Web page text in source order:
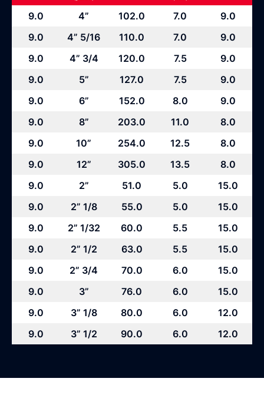
9.0 4” 102.0 7.0
9.0
9.0
4” 5/16 110.0 7.0
9.0
9.0
4” 3/4 120.0 7.5
9.0
9.0
5” 127.0 7.5
9.0
9.0
6” 152.0 8.0
9.0
9.0
8” 203.0 11.0
8.0
9.0
10” 254.0 12.5
8.0
9.0
12” 305.0 13.5
8.0
9.0
2” 51.0 5.0
15.0
9.0
2” 1/8 55.0 5.0
15.0
9.0
2” 1/32 60.0 5.5
15.0
9.0
2” 1/2 63.0 5.5
15.0
9.0
2” 3/4 70.0 6.0
15.0
9.0
3” 76.0 6.0
15.0
9.0
3” 1/8 80.0 6.0
12.0
9.0
3” 1/2 90.0 6.0 12.0